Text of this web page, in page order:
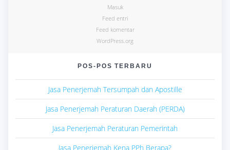
Masuk
Feed entri
Feed komentar
WordPress.org
POS-POS TERBARU
Jasa Penerjemah Tersumpah dan Apostille
Jasa Penerjemah Peraturan Daerah (PERDA)
Jasa Penerjemah Peraturan Pemerintah
Jasa Penerjemah Kena PPh Berapa?